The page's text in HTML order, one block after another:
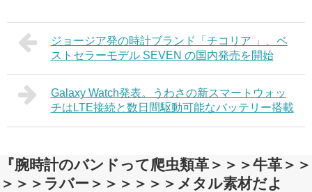
ジョージア発の時計ブランド「チコリア 」、ベ
ストセラーモデル SEVEN の国内発売を開始
Galaxy Watch発表。うわさの新スマートウォッ
チはLTE接続と数日間駆動可能なバッテリー搭載
『腕時計のバンドって爬虫類革＞＞＞牛革＞＞
＞＞＞ラバー＞＞＞＞＞＞メタル素材だよ